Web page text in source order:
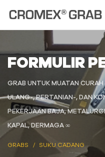
FORMULIR
GRAB UNTUK MUATAN
ULANG-, PERTANIAN-, DAN
PEKERJAAN BAJA,
KAPAL, DERMAGA ∞
GRABS SUKU CADANG